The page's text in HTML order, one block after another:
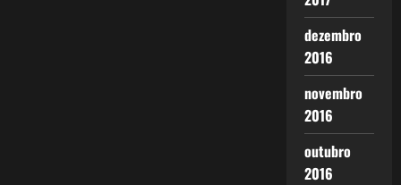
dezembro
2016
novembro
2016
outubro
2016